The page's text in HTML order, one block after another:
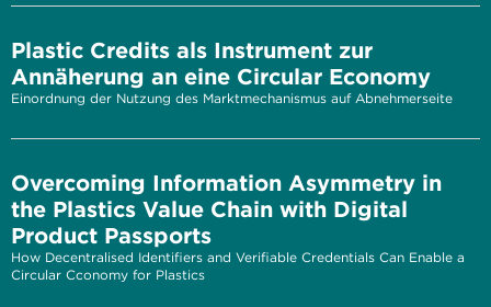
Plastic Credits als Instrument zur
Annäherung an eine Circular Economy
Einordnung der Nutzung des Marktmechanismus auf Abnehmerseite
Overcoming Information Asymmetry in
the Plastics Value Chain with Digital
Product Passports
How Decentralised Identifiers and Verifiable Credentials Can Enable a
Circular Cconomy for Plastics